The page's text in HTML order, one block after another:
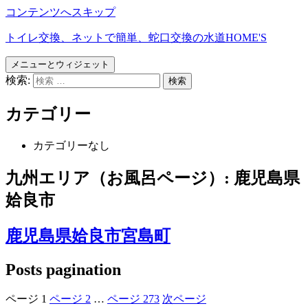
コンテンツへスキップ
トイレ交換、ネットで簡単、蛇口交換の水道HOME'S
メニューとウィジェット
検索:
カテゴリー
カテゴリーなし
九州エリア（お風呂ページ）: 鹿児島県
姶良市
鹿児島県姶良市宮島町
Posts pagination
ページ 1 ページ 2 … ページ 273 次ページ